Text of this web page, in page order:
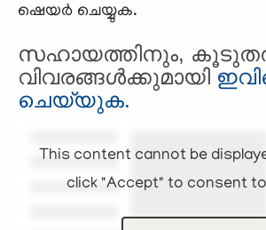
ഷെയര്‍ ചെയ്യുക.
സഹായത്തിനും,
വിവരങ്ങള്‍ക്കുമായി
ചെയ്യുക.
This content cannot be
click "Accept" to consent